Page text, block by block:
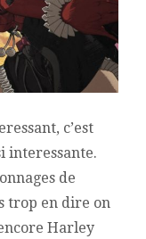
c’est
interessante.
de
trop en dire on
Harley